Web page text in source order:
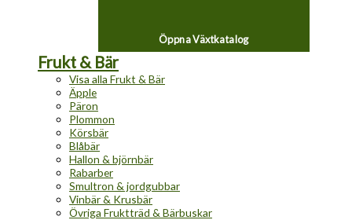
Öppna Växtkatalog
Frukt & Bär
Visa alla Frukt & Bär
Äpple
Päron
Plommon
Körsbär
Blåbär
Hallon & björnbär
Rabarber
Smultron & jordgubbar
Vinbär & Krusbär
Övriga Fruktträd & Bärbuskar